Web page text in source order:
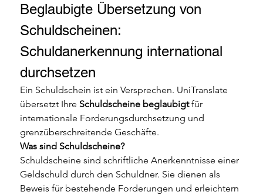
Beglaubigte Übersetzung von
Schuldscheinen:
Schuldanerkennung international
durchsetzen
Ein Schuldschein ist ein Versprechen. UniTranslate
übersetzt Ihre Schuldscheine beglaubigt für
internationale Forderungsdurchsetzung und
grenzüberschreitende Geschäfte.
Was sind Schuldscheine?
Schuldscheine sind schriftliche Anerkenntnisse einer
Geldschuld durch den Schuldner. Sie dienen als
Beweis für bestehende Forderungen und erleichtern